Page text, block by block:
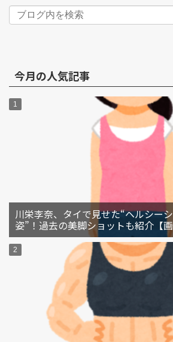
今月の人気記事
川栄李奈、タイで見せた“ヘルシー
姿”！過去の美脚ショットも紹介【画